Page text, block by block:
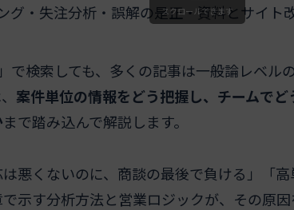
グ・失注分析・誤解の是正・資料とサイト
スクロールできます
で検索しても、多くの記事は一般論レベ
案件単位の情報をどう把握し、チームで
まで踏み込んで解説します。
悪くないのに、商談の最後で負ける」「
示す分析方法と営業ロジックが、その原